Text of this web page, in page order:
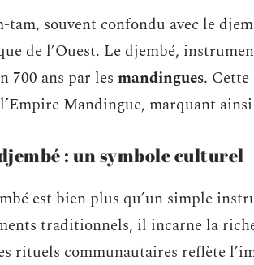
tam, souvent confondu avec le
de l’Ouest. Le djembé,
700 ans par les mandingues.
Mandingue, marquant
: un symbole culturel
est bien plus qu’un simple
traditionnels, il incarne la
rituels communautaires reflète